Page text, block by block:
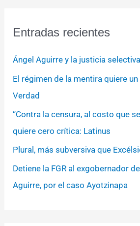
Entradas recientes
Ángel Aguirre y la justicia selectiva
El régimen de la mentira quiere
Verdad
“Contra la censura, al costo que
quiere cero crítica: Latinus
Plural, más subversiva que
Detiene la FGR al exgobernador
Aguirre, por el caso Ayotzinapa